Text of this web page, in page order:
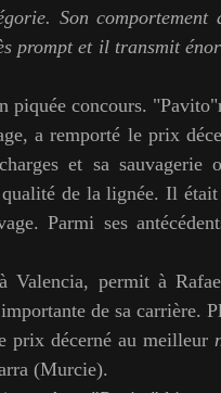
Son
prompt et il transmit
piquée concours.
a remporté le prix
et sa
de la lignée. Il
Parmi ses
Valencia, permit à
de sa carrière.
prix décerné au meilleur
(Murcie).